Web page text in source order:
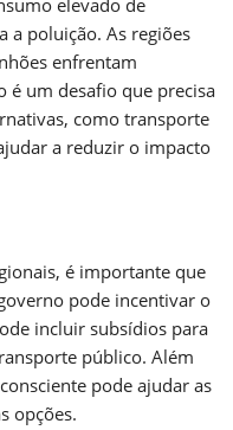
a poluição. As regiões
enfrentam
é um desafio que precisa
como transporte
a reduzir o impacto
é importante que
pode incentivar o
incluir subsídios para
público. Além
pode ajudar as
opções.